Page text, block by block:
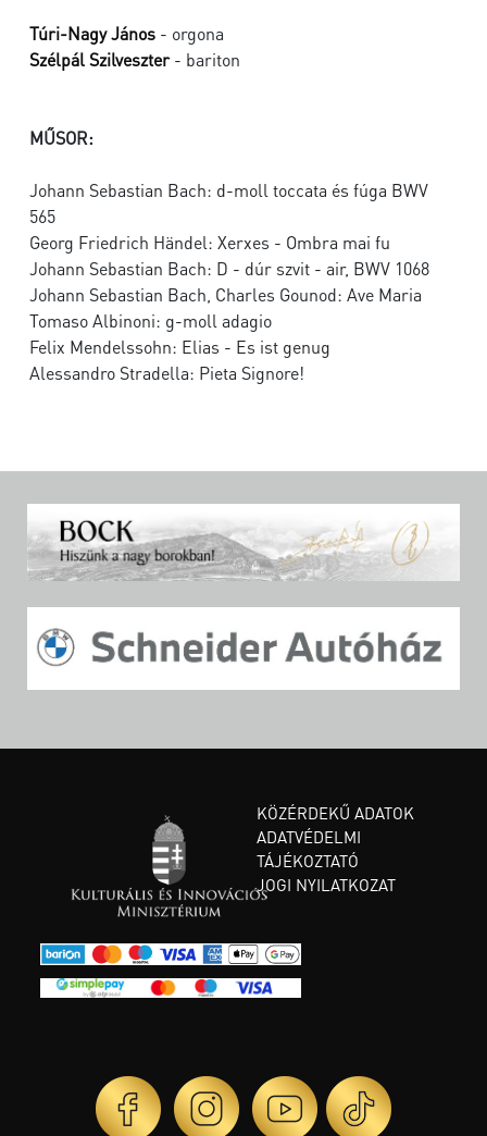
Túri-Nagy János - orgona
Szélpál Szilveszter- bariton
MŰSOR:
Johann Sebastian Bach: d-moll toccata és fúga BWV
565
Georg Friedrich Händel: Xerxes - Ombra mai fu
Johann Sebastian Bach: D - dúr szvit - air, BWV 1068
Johann Sebastian Bach, Charles Gounod: Ave Maria
Tomaso Albinoni: g-moll adagio
Felix Mendelssohn: Elias - Es ist genug
Alessandro Stradella: Pieta Signore!
KÖZÉRDEKŰ ADATOK
ADATVÉDELMI
TÁJÉKOZTATÓ
JOGI NYILATKOZAT